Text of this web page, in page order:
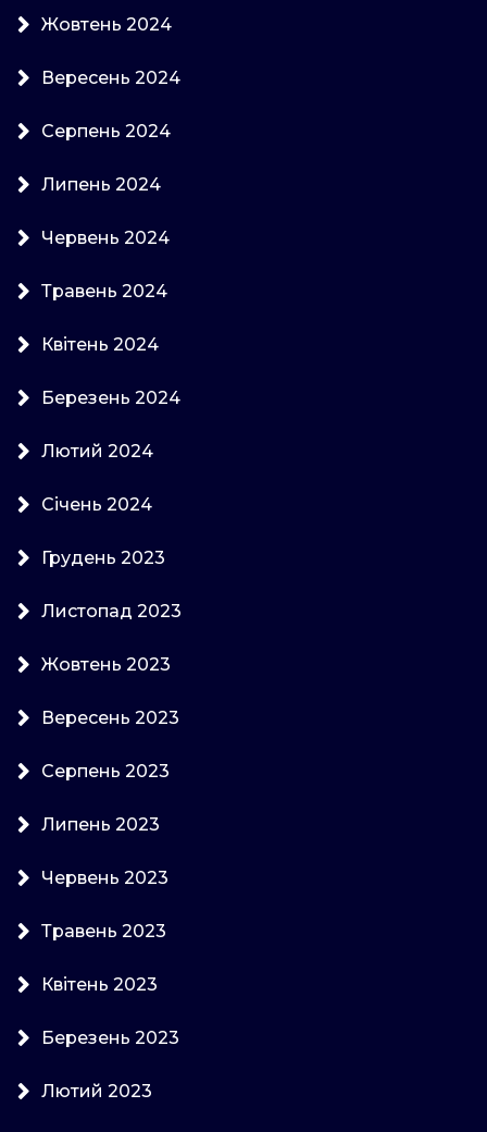
Жовтень 2024
Вересень 2024
Серпень 2024
Липень 2024
Червень 2024
Травень 2024
Квітень 2024
Березень 2024
Лютий 2024
Січень 2024
Грудень 2023
Листопад 2023
Жовтень 2023
Вересень 2023
Серпень 2023
Липень 2023
Червень 2023
Травень 2023
Квітень 2023
Березень 2023
Лютий 2023